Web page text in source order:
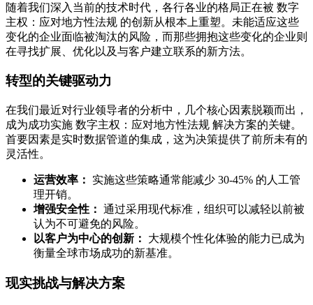
随着我们深入当前的技术时代，各行各业的格局正在被 数字
主权：应对地方性法规 的创新从根本上重塑。未能适应这些
变化的企业面临被淘汰的风险，而那些拥抱这些变化的企业则
在寻找扩展、优化以及与客户建立联系的新方法。
转型的关键驱动力
在我们最近对行业领导者的分析中，几个核心因素脱颖而出，
成为成功实施 数字主权：应对地方性法规 解决方案的关键。
首要因素是实时数据管道的集成，这为决策提供了前所未有的
灵活性。
运营效率：
实施这些策略通常能减少 30-45% 的人工管
理开销。
增强安全性： 通过采用现代标准，组织可以减轻以前被
认为不可避免的风险。
以客户为中心的创新：
大规模个性化体验的能力已成为
衡量全球市场成功的新基准。
现实挑战与解决方案